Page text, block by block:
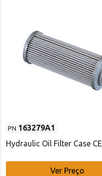
PN 163279A1
Hydraulic Oil Filter Case CE
Ver Preço